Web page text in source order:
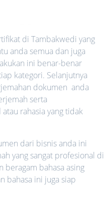
di Tambakwedi yang
anda semua dan juga
ini benar-benar
kategori. Selanjutnya
dokumen anda
serta
rahasia yang tidak
dari bisnis anda ini
yang sangat profesional di
bahasa asing
bahasa ini juga siap